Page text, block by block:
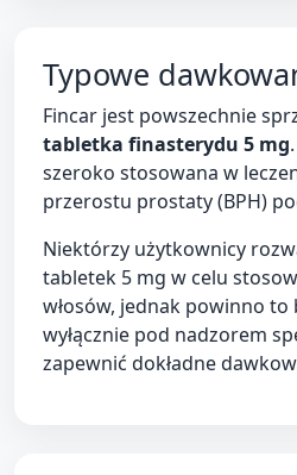
Typowe
Fincar jest powszechnie
tabletka finasterydu 5 mg
szeroko stosowana w
przerostu prostaty (BPH)
Niektórzy użytkownicy
tabletek 5 mg w celu
włosów, jednak powinno to
wyłącznie pod nadzorem
zapewnić dokładne